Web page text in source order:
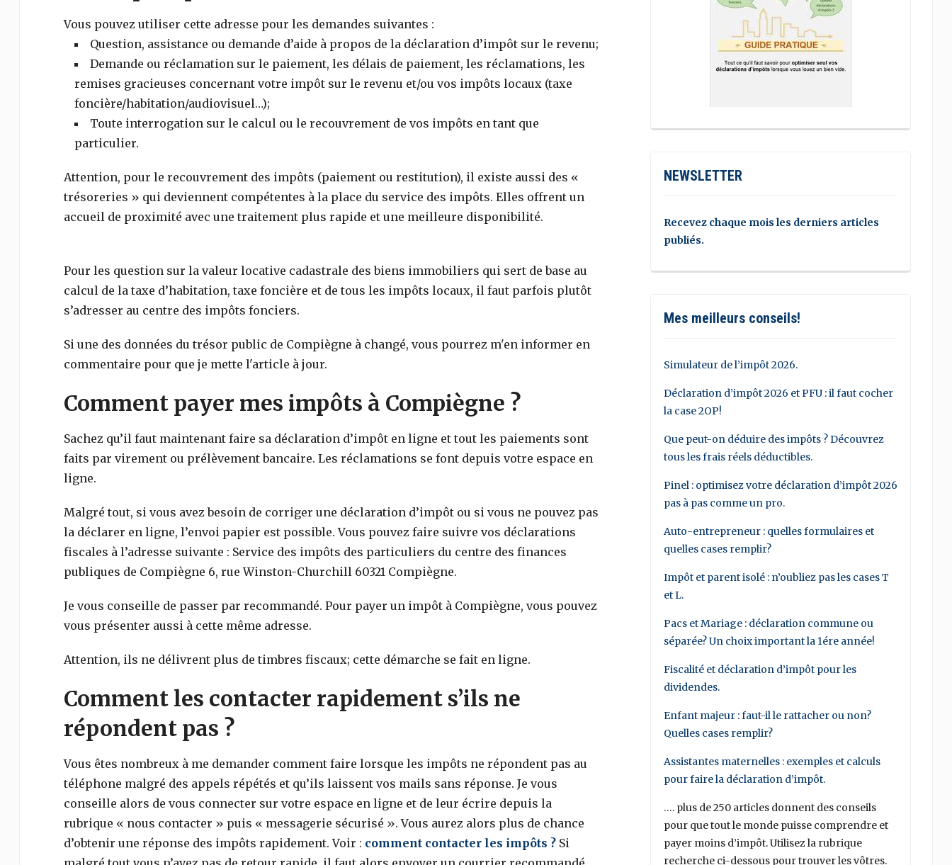
Vous pouvez utiliser cette adresse pour les demandes suivantes :
Question, assistance ou demande d’aide à propos de la déclaration d’impôt sur le revenu;
Demande ou réclamation sur le paiement, les délais de paiement, les réclamations, les
remises gracieuses concernant votre impôt sur le revenu et/ou vos impôts locaux (taxe
foncière/habitation/audiovisuel…);
Toute interrogation sur le calcul ou le recouvrement de vos impôts en tant que
particulier.
Attention, pour le recouvrement des impôts (paiement ou restitution), il existe aussi des «
trésoreries » qui deviennent compétentes à la place du service des impôts. Elles offrent un
accueil de proximité avec une traitement plus rapide et une meilleure disponibilité.
Pour les question sur la valeur locative cadastrale des biens immobiliers qui sert de base au
calcul de la taxe d’habitation, taxe foncière et de tous les impôts locaux, il faut parfois plutôt
s’adresser au centre des impôts fonciers.
Si une des données du trésor public de Compiègne à changé, vous pourrez m'en informer en
commentaire pour que je mette l'article à jour.
Comment payer mes impôts à Compiègne ?
Sachez qu’il faut maintenant faire sa déclaration d’impôt en ligne et tout les paiements sont
faits par virement ou prélèvement bancaire. Les réclamations se font depuis votre espace en
ligne.
Malgré tout, si vous avez besoin de corriger une déclaration d’impôt ou si vous ne pouvez pas
la déclarer en ligne, l’envoi papier est possible. Vous pouvez faire suivre vos déclarations
fiscales à l’adresse suivante : Service des impôts des particuliers du centre des finances
publiques de Compiègne 6, rue Winston-Churchill 60321 Compiègne.
Je vous conseille de passer par recommandé. Pour payer un impôt à Compiègne, vous pouvez
vous présenter aussi à cette même adresse.
Attention, ils ne délivrent plus de timbres fiscaux; cette démarche se fait en ligne.
Comment les contacter rapidement s’ils ne
répondent pas ?
Vous êtes nombreux à me demander comment faire lorsque les impôts ne répondent pas au
téléphone malgré des appels répétés et qu’ils laissent vos mails sans réponse. Je vous
conseille alors de vous connecter sur votre espace en ligne et de leur écrire depuis la
rubrique « nous contacter » puis « messagerie sécurisé ». Vous aurez alors plus de chance
d’obtenir une réponse des impôts rapidement. Voir : comment contacter les impôts ? Si
NEWSLETTER
Recevez chaque mois les derniers articles
publiés.
Mes meilleurs conseils!
Simulateur de l’impôt 2026.
Déclaration d’impôt 2026 et PFU : il faut cocher
la case 2OP!
Que peut-on déduire des impôts ? Découvrez
tous les frais réels déductibles.
Pinel : optimisez votre déclaration d’impôt 2026
pas à pas comme un pro.
Auto-entrepreneur : quelles formulaires et
quelles cases remplir?
Impôt et parent isolé : n’oubliez pas les cases T
et L.
Pacs et Mariage : déclaration commune ou
séparée? Un choix important la 1ére année!
Fiscalité et déclaration d’impôt pour les
dividendes.
Enfant majeur : faut-il le rattacher ou non?
Quelles cases remplir?
Assistantes maternelles : exemples et calculs
pour faire la déclaration d’impôt.
…. plus de 250 articles donnent des conseils
pour que tout le monde puisse comprendre et
payer moins d’impôt. Utilisez la rubrique
recherche ci-dessous pour trouver les vôtres.